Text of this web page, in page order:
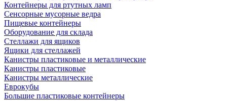
Контейнеры для ртутных ламп
Сенсорные мусорные ведра
Пищевые контейнеры
Оборудование для склада
Стеллажи для ящиков
Ящики для стеллажей
Канистры пластиковые и металлические
Канистры пластиковые
Канистры металлические
Еврокубы
Большие пластиковые контейнеры